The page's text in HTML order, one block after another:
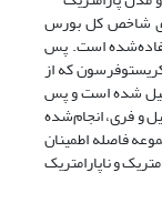
شاخص کل بورس
از سال 88 تا پایان سال 93 استفاده‌شده است. پس
که از
شده است و پس
و فری، انجام‌شده
فاصله اطمینان
و ناپارامتریک